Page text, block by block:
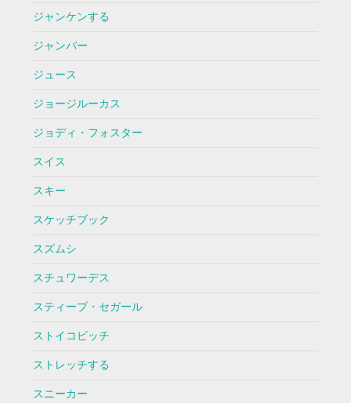
ジャンケンする
ジャンバー
ジュース
ジョージルーカス
ジョディ・フォスター
スイス
スキー
スケッチブック
スズムシ
スチュワーデス
スティーブ・セガール
ストイコビッチ
ストレッチする
スニーカー